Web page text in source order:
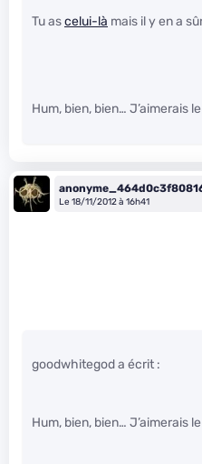
Tu ascelui-là mais il y en a
Hum, bien, bien… J’aimerais
Le 18/11/2012 à 16h41
goodwhitegod a écrit :
Hum, bien, bien… J’aimerais